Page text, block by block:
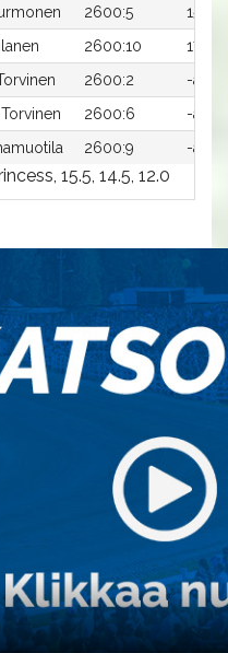
2600:5
15,9a
2600:10
17,4a
2600:2
-a
2600:6
-a
2600:9 -a
15.5, 14.5, 12.0